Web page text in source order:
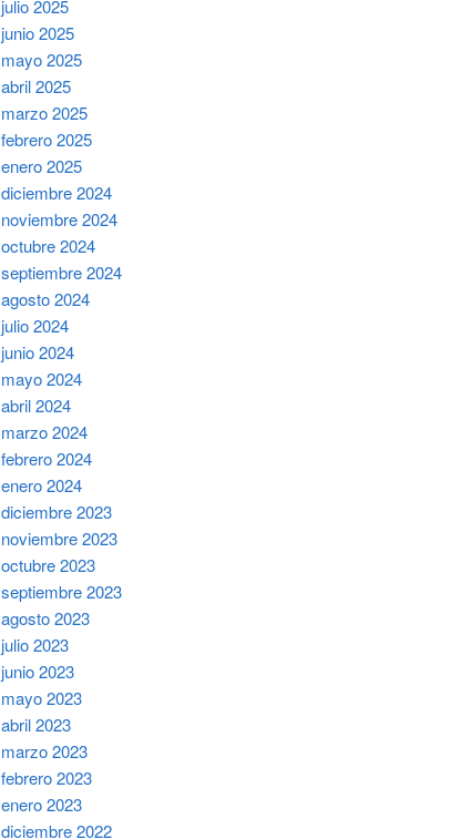
julio 2025
junio 2025
mayo 2025
abril 2025
marzo 2025
febrero 2025
enero 2025
diciembre 2024
noviembre 2024
octubre 2024
septiembre 2024
agosto 2024
julio 2024
junio 2024
mayo 2024
abril 2024
marzo 2024
febrero 2024
enero 2024
diciembre 2023
noviembre 2023
octubre 2023
septiembre 2023
agosto 2023
julio 2023
junio 2023
mayo 2023
abril 2023
marzo 2023
febrero 2023
enero 2023
diciembre 2022